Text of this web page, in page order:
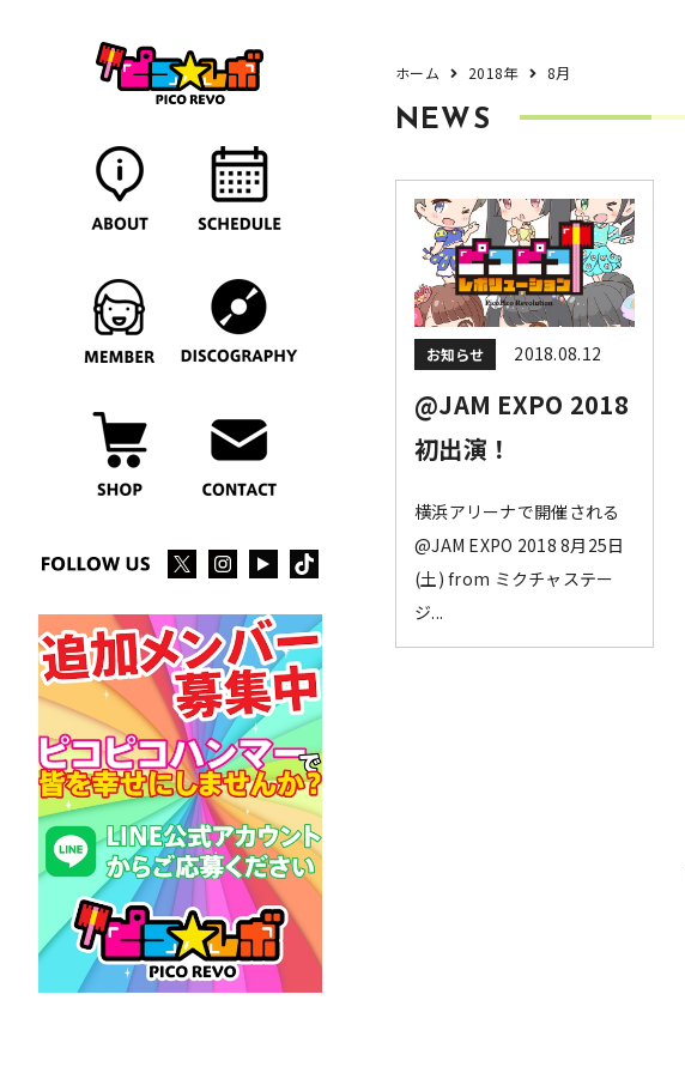
ホーム 2018年 8月
NEWS
お知らせ 2018.08.12
@JAM EXPO 2018
初出演！
横浜アリーナで開催される
@JAM EXPO 2018 8月25日
(土) from ミクチャステー
ジ...